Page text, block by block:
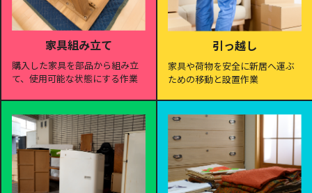
家具組み立て
購入した家具を部品から組み立
て、使用可能な状態にする作業
引っ越し
家具や荷物を安全に新居へ運ぶ
ための移動と設置作業